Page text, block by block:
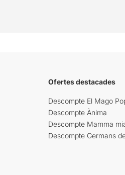
Ofertes destacades
Descompte El Mago
Descompte Ànima
Descompte Mamma
Descompte Germans